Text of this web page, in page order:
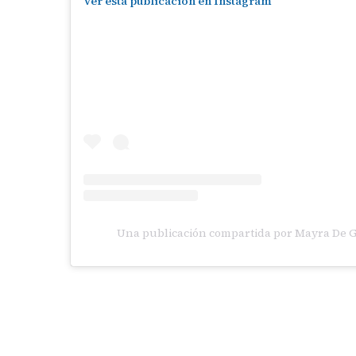
Una publicación compartida por Mayra De